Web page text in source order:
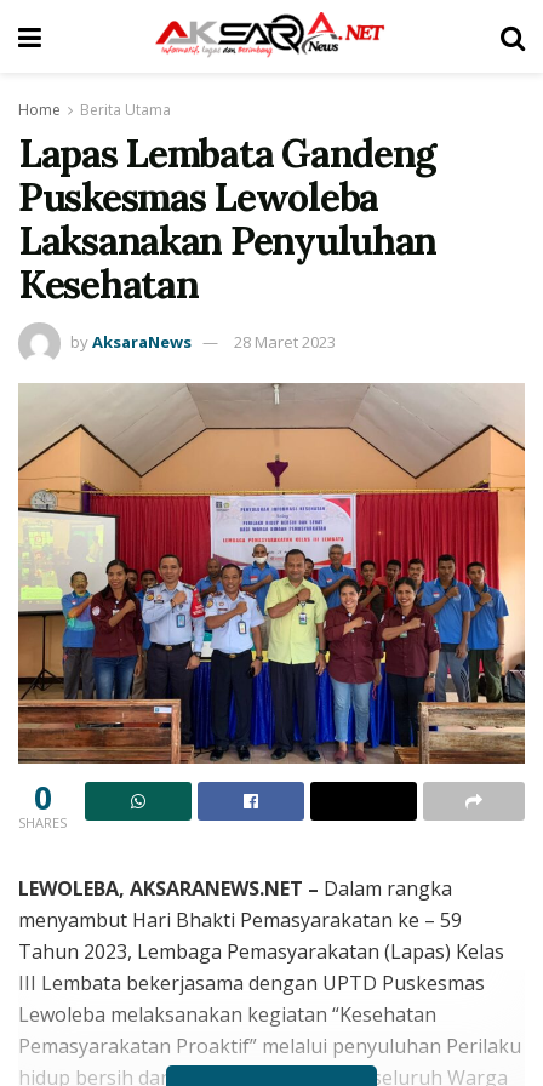
Home Berita Utama
Lapas Lembata Gandeng
Puskesmas Lewoleba
Laksanakan Penyuluhan
Kesehatan
byAksaraNews 28 Maret 2023
0
SHARES
LEWOLEBA, AKSARANEWS.NET – Dalam rangka
menyambut Hari Bhakti Pemasyarakatan ke – 59
Tahun 2023, Lembaga Pemasyarakatan (Lapas) Kelas
III Lembata bekerjasama dengan UPTD Puskesmas
Lewoleba melaksanakan kegiatan “Kesehatan
Pemasyarakatan Proaktif” melalui penyuluhan Perilaku
hidup bersih dan sehat (PHBS) kepada seluruh Warga